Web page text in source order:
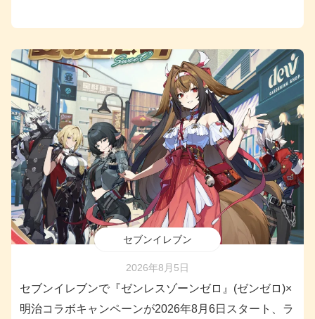
セブンイレブン
2026年8月5日
セブンイレブンで『ゼンレスゾーンゼロ』(ゼンゼロ)×
明治コラボキャンペーンが2026年8月6日スタート、ラ